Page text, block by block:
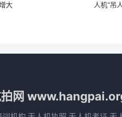
大
人机“吊
网